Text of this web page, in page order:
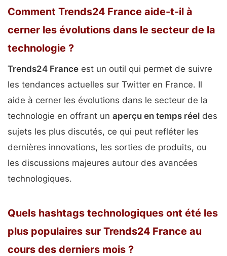
Comment Trends24 France aide-t-il à
cerner les évolutions dans le secteur de la
technologie ?
Trends24 France est un outil qui permet de suivre
les tendances actuelles sur Twitter en France. Il
aide à cerner les évolutions dans le secteur de la
technologie en offrant un aperçu en temps réel des
sujets les plus discutés, ce qui peut refléter les
dernières innovations, les sorties de produits, ou
les discussions majeures autour des avancées
technologiques.
Quels hashtags technologiques ont été les
plus populaires sur Trends24 France au
cours des derniers mois ?